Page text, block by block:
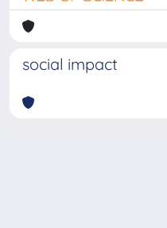
social impact